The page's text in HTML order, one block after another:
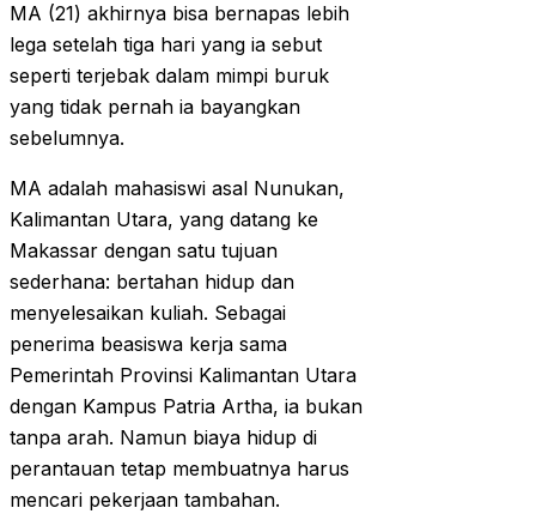
MA (21) akhirnya bisa bernapas lebih
lega setelah tiga hari yang ia sebut
seperti terjebak dalam mimpi buruk
yang tidak pernah ia bayangkan
sebelumnya.
MA adalah mahasiswi asal Nunukan,
Kalimantan Utara, yang datang ke
Makassar dengan satu tujuan
sederhana: bertahan hidup dan
menyelesaikan kuliah. Sebagai
penerima beasiswa kerja sama
Pemerintah Provinsi Kalimantan Utara
dengan Kampus Patria Artha, ia bukan
tanpa arah. Namun biaya hidup di
perantauan tetap membuatnya harus
mencari pekerjaan tambahan.